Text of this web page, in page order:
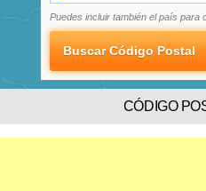
LOCALIDADES
Puedes incluir también el país para
CÓDIGO